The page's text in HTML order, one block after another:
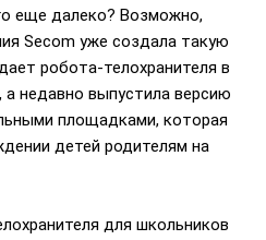
еще далеко? Возможно,
Secom уже создала такую
робота-телохранителя в
а недавно выпустила версию
площадками, которая
детей родителям на
для школьников